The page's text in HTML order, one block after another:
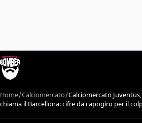
Home Calciomercato Calciomercato
chiama il Barcellona: cifre da capogiro per il